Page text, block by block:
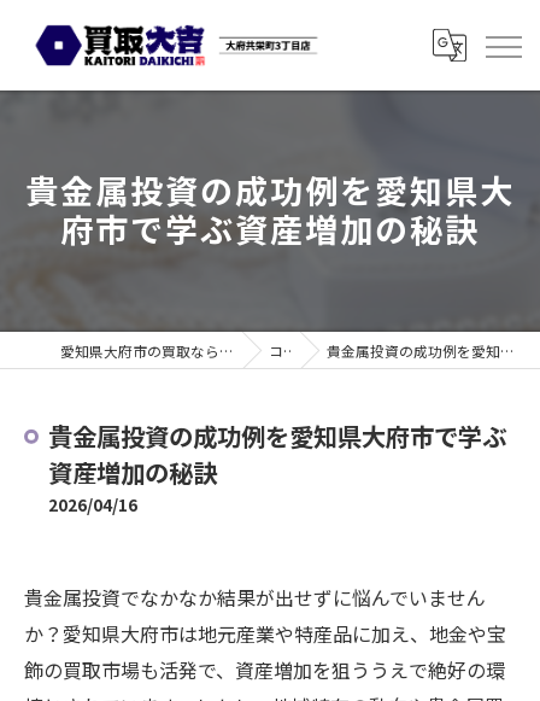
貴金属投資の成功例を愛知県大
府市で学ぶ資産増加の秘訣
愛知県大府市の買取なら買取大吉 大府共栄町3丁目店 コラム 貴金属投資の成功例を愛知県大府市で学ぶ資産増加の秘訣
貴金属投資の成功例を愛知県大府市で学ぶ
資産増加の秘訣
2026/04/16
貴金属投資でなかなか結果が出せずに悩んでいません
か？愛知県大府市は地元産業や特産品に加え、地金や宝
飾の買取市場も活発で、資産増加を狙ううえで絶好の環